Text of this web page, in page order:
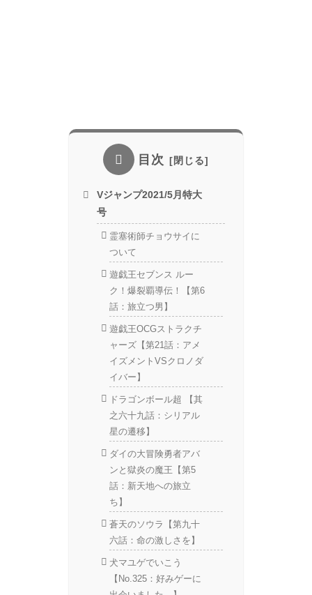
目次
Vジャンプ2021/5月特大
号
霊塞術師チョウサイに
ついて
遊戯王セブンス ルー
ク！爆裂覇導伝！【第6
話：旅立つ男】
遊戯王OCGストラクチ
ャーズ【第21話：アメ
イズメントVSクロノダ
イバー】
ドラゴンボール超 【其
之六十九話：シリアル
星の遷移】
ダイの大冒険勇者アバ
ンと獄炎の魔王【第5
話：新天地への旅立
ち】
蒼天のソウラ【第九十
六話：命の激しさを】
犬マユゲでいこう
【No.325：好みゲーに